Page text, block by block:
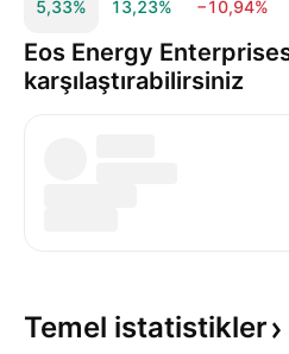
5,33%
13,23%
−10,94%
Eos Energy
karşılaştırabilirsiniz
Temel istatistikler